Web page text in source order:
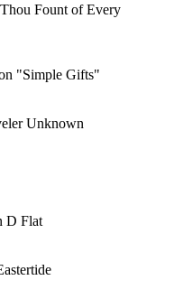
Fount of Every
"Simple Gifts"
Unknown
D Flat